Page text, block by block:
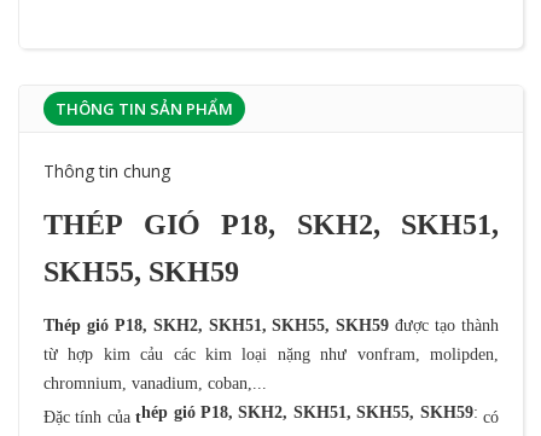
THÔNG TIN SẢN PHẨM
Thông tin chung
THÉP GIÓ P18, SKH2, SKH51,
SKH55, SKH59
Thép gió P18, SKH2, SKH51, SKH55, SKH59 được tạo thành
từ hợp kim cảu các kim loại nặng như vonfram, molipden,
chromnium, vanadium, coban,...
Đặc tính củathép gió P18, SKH2, SKH51, SKH55, SKH59: có